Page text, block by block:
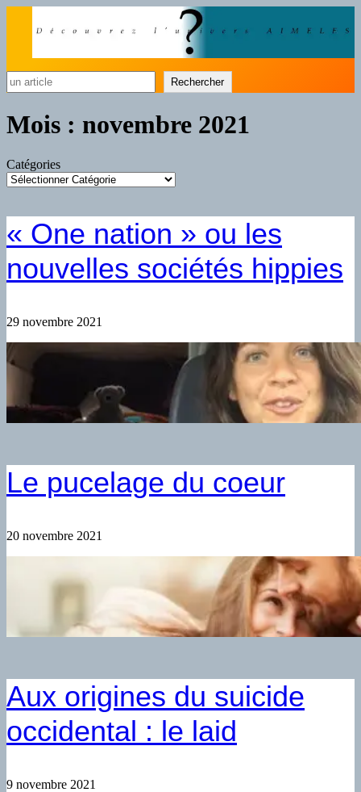
Rechercher
Mois : novembre 2021
Catégories
« One nation » ou les
nouvelles sociétés hippies
29 novembre 2021
Le pucelage du coeur
20 novembre 2021
Aux origines du suicide
occidental : le laid
9 novembre 2021